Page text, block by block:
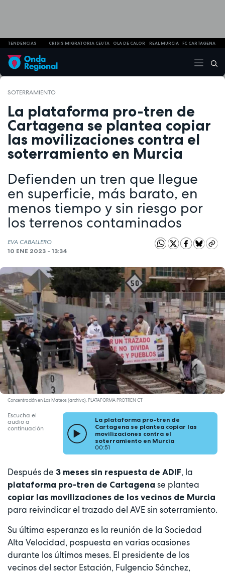
TENDENCIAS CRISIS MIGRATORIA CEUTA OLA DE CALOR REAL MURCIA FC CARTAGENA
SOTERRAMIENTO
La plataforma pro-tren de
Cartagena se plantea copiar
las movilizaciones contra el
soterramiento en Murcia
Defienden un tren que llegue
en superficie, más barato, en
menos tiempo y sin riesgo por
los terrenos contaminados
EVA CABALLERO
10 ENE 2023 - 13:34
Concentración en Los Mateos (archivo). PLATAFORMA PROTREN CT
Escucha el
audio a
continuación
La plataforma pro-tren de
Cartagena se plantea copiar las
movilizaciones contra el
soterramiento en Murcia
00:51
Después de 3 meses sin respuesta de ADIF, la
plataforma pro-tren de Cartagena se plantea
copiar las movilizaciones de los vecinos de Murcia
para reivindicar el trazado del AVE sin soterramiento.
Su última esperanza es la reunión de la Sociedad
Alta Velocidad, pospuesta en varias ocasiones
durante los últimos meses. El presidente de los
vecinos del sector Estación, Fulgencio Sánchez,